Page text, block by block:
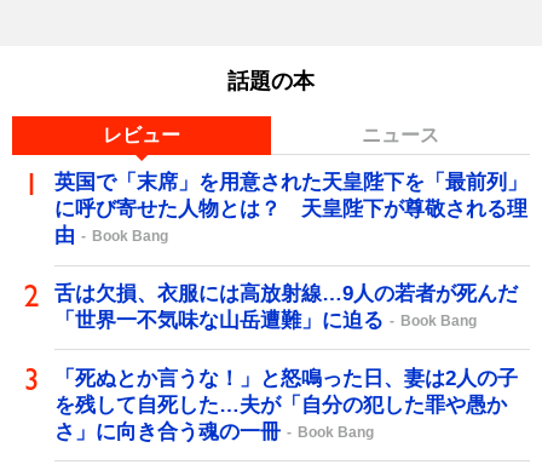
話題の本
レビュー ニュース
英国で「末席」を用意された天皇陛下を「最前列」
に呼び寄せた人物とは？ 天皇陛下が尊敬される理
由
Book Bang
舌は欠損、衣服には高放射線…9人の若者が死んだ
「世界一不気味な山岳遭難」に迫る
Book Bang
「死ぬとか言うな！」と怒鳴った日、妻は2人の子
を残して自死した…夫が「自分の犯した罪や愚か
さ」に向き合う魂の一冊
Book Bang